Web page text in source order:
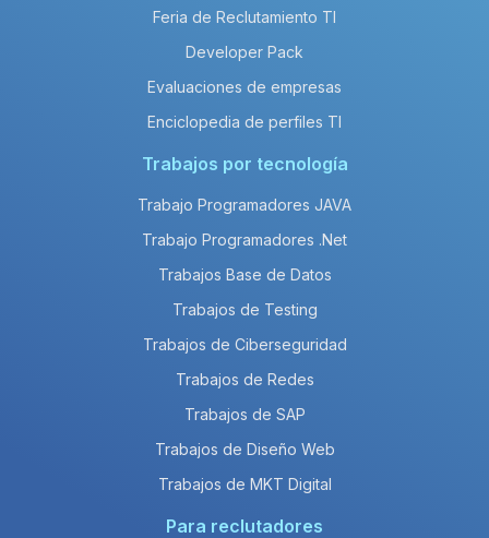
Feria de Reclutamiento TI
Developer Pack
Evaluaciones de empresas
Enciclopedia de perfiles TI
Trabajos por tecnología
Trabajo Programadores JAVA
Trabajo Programadores .Net
Trabajos Base de Datos
Trabajos de Testing
Trabajos de Ciberseguridad
Trabajos de Redes
Trabajos de SAP
Trabajos de Diseño Web
Trabajos de MKT Digital
Para reclutadores